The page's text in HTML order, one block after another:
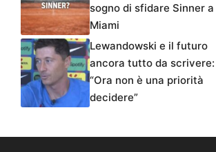
sogno di sfidare Sinner a
Miami
Lewandowski e il futuro
ancora tutto da scrivere:
“Ora non è una priorità
decidere”